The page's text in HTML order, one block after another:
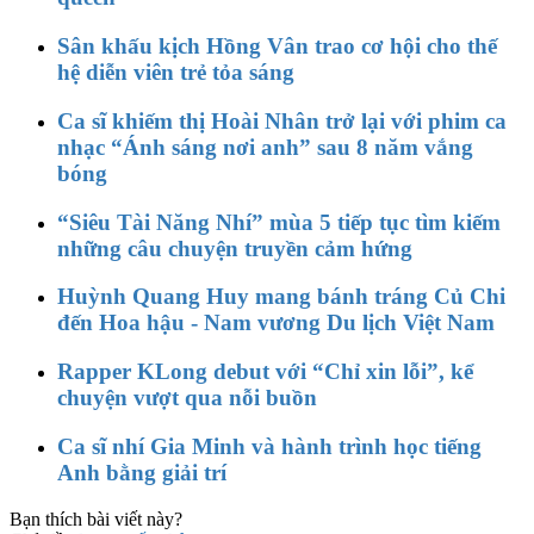
Sân khấu kịch Hồng Vân trao cơ hội cho thế
hệ diễn viên trẻ tỏa sáng
Ca sĩ khiếm thị Hoài Nhân trở lại với phim ca
nhạc “Ánh sáng nơi anh” sau 8 năm vắng
bóng
“Siêu Tài Năng Nhí” mùa 5 tiếp tục tìm kiếm
những câu chuyện truyền cảm hứng
Huỳnh Quang Huy mang bánh tráng Củ Chi
đến Hoa hậu - Nam vương Du lịch Việt Nam
Rapper KLong debut với “Chỉ xin lỗi”, kể
chuyện vượt qua nỗi buồn
Ca sĩ nhí Gia Minh và hành trình học tiếng
Anh bằng giải trí
Bạn thích bài viết này?